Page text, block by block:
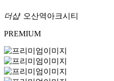
더샵 오산역아크시티
PREMIUM